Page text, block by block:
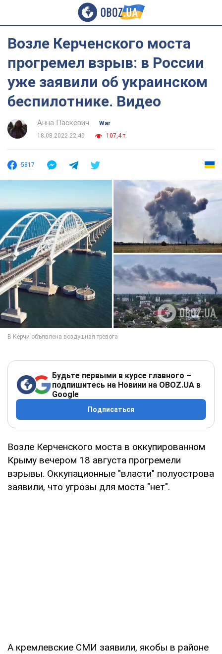
Возле Керченского моста
прогремел взрыв: в России
уже заявили об украинском
беспилотнике. Видео
Анна Паскевич
War
18.08.2022 22:40
107,4 т.
5817
Будьте первыми в курсе главного –
подпишитесь на Новини на OBOZ.UA в
Google
Подписаться
Возле Керченского моста в оккупированном
Крыму вечером 18 августа прогремели
взрывы. Оккупационные "власти" полуострова
заявили, что угрозы для моста "нет".
А кремлевские СМИ заявили, якобы в районе